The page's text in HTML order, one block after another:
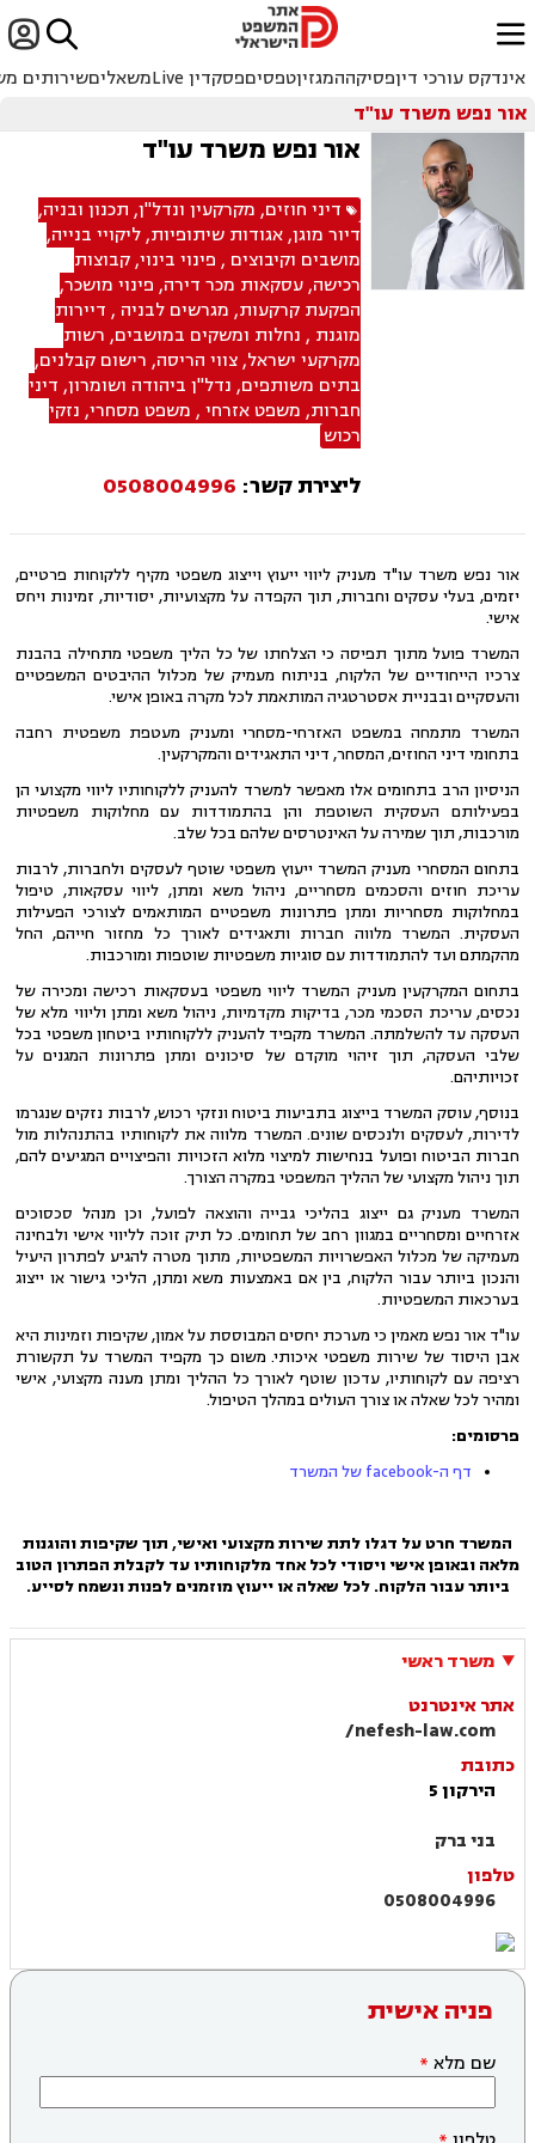

ﱐ
אינדקס עורכי דיןפסיקההמגזיןטפסיםפסקדין Live משאליםשירותים
אור נפש משרד עו"ד
אור נפש משרד עו"ד
דיני חוזים, מקרקעין ונדל"ן, תכנון ובניה,
דיור מוגן,אגודות שיתופיות,ליקויי בנייה,
מושבים וקיבוצים , פינוי בינוי,קבוצות
רכישה,עסקאות מכר דירה, פינוי מושכר,
הפקעת קרקעות, מגרשים לבניה , דיירות
מוגנת , נחלות ומשקים במושבים, רשות
מקרקעי ישראל,צווי הריסה, רישום קבלנים,
בתים משותפים, נדל"ן ביהודה ושומרון, דיני
חברות, משפט אזרחי , משפט מסחרי, נזקי
רכוש
ליצירת קשר: 0508004996
אור נפש משרד עו"ד מעניק ליווי ייעוץ וייצוג משפטי מקיף ללקוחות פרטיים,
יזמים, בעלי עסקים וחברות, תוך הקפדה על מקצועיות, יסודיות, זמינות ויחס
אישי.
המשרד פועל מתוך תפיסה כי הצלחתו של כל הליך משפטי מתחילה בהבנת
צרכיו הייחודיים של הלקוח, בניתוח מעמיק של מכלול ההיבטים המשפטיים
והעסקיים ובבניית אסטרטגיה המותאמת לכל מקרה באופן אישי.
המשרד מתמחה במשפט האזרחי-מסחרי ומעניק מעטפת משפטית רחבה
בתחומי דיני החוזים, המסחר, דיני התאגידים והמקרקעין.
הניסיון הרב בתחומים אלו מאפשר למשרד להעניק ללקוחותיו ליווי מקצועי הן
בפעילותם העסקית השוטפת והן בהתמודדות עם מחלוקות משפטיות
מורכבות, תוך שמירה על האינטרסים שלהם בכל שלב.
בתחום המסחרי מעניק המשרד ייעוץ משפטי שוטף לעסקים ולחברות, לרבות
עריכת חוזים והסכמים מסחריים, ניהול משא ומתן, ליווי עסקאות, טיפול
במחלוקות מסחריות ומתן פתרונות משפטיים המותאמים לצורכי הפעילות
העסקית. המשרד מלווה חברות ותאגידים לאורך כל מחזור חייהם, החל
מהקמתם ועד להתמודדות עם סוגיות משפטיות שוטפות ומורכבות.
בתחום המקרקעין מעניק המשרד ליווי משפטי בעסקאות רכישה ומכירה של
נכסים, עריכת הסכמי מכר, בדיקות מקדמיות, ניהול משא ומתן וליווי מלא של
העסקה עד להשלמתה. המשרד מקפיד להעניק ללקוחותיו ביטחון משפטי בכל
שלבי העסקה, תוך זיהוי מוקדם של סיכונים ומתן פתרונות המגנים על
זכויותיהם.
בנוסף, עוסק המשרד בייצוג בתביעות ביטוח ונזקי רכוש, לרבות נזקים שנגרמו
לדירות, לעסקים ולנכסים שונים. המשרד מלווה את לקוחותיו בהתנהלות מול
חברות הביטוח ופועל בנחישות למיצוי מלוא הזכויות והפיצויים המגיעים להם,
תוך ניהול מקצועי של ההליך המשפטי במקרה הצורך.
המשרד מעניק גם ייצוג בהליכי גבייה והוצאה לפועל, וכן מנהל סכסוכים
אזרחיים ומסחריים במגוון רחב של תחומים. כל תיק זוכה לליווי אישי ולבחינה
מעמיקה של מכלול האפשרויות המשפטיות, מתוך מטרה להגיע לפתרון היעיל
והנכון ביותר עבור הלקוח, בין אם באמצעות משא ומתן, הליכי גישור או ייצוג
בערכאות המשפטיות.
עו"ד אור נפש מאמין כי מערכת יחסים המבוססת על אמון, שקיפות וזמינות היא
אבן היסוד של שירות משפטי איכותי. משום כך מקפיד המשרד על תקשורת
רציפה עם לקוחותיו, עדכון שוטף לאורך כל ההליך ומתן מענה מקצועי, אישי
ומהיר לכל שאלה או צורך העולים במהלך הטיפול.
פרסומים:
דף ה-facebook של המשרד
המשרד חרט על דגלו לתת שירות מקצועי ואישי, תוך שקיפות והוגנות
מלאה ובאופן אישי ויסודי לכל אחד מלקוחותיו עד לקבלת הפתרון הטוב
ביותר עבור הלקוח. לכל שאלה או ייעוץ מוזמנים לפנות ונשמח לסייע.
משרד ראשי
אתר אינטרנט
nefesh-law.com/
כתובת
הירקון 5
בני ברק
טלפון
0508004996
פניה אישית
שם מלא